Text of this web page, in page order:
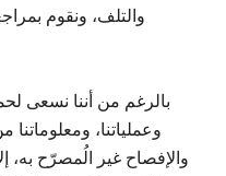
والتلف، ونقوم
بالرغم من أننا نسعى
وعملياتنا،
والإفصاح غير الُمصرّح به،